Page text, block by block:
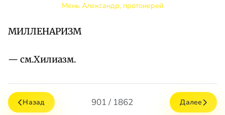
Мень Александр, протоиерей
МИЛЛЕНАРИЗМ
— см.Хилиазм.
Назад 901 / 1862 Далее